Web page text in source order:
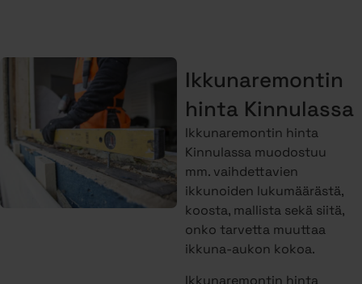
Ikkunaremontin
hinta Kinnulassa
Ikkunaremontin hinta
Kinnulassa muodostuu
mm. vaihdettavien
ikkunoiden lukumäärästä,
koosta, mallista sekä siitä,
onko tarvetta muuttaa
ikkuna-aukon kokoa.
Ikkunaremontin hinta